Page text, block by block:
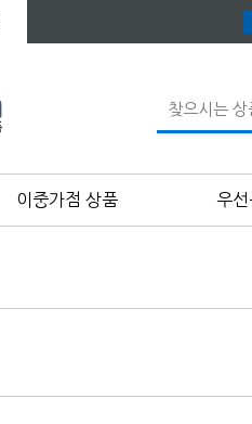
이중가점 상품 우